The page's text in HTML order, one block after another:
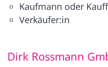
Kaufmann oder
Verkäufer:in
Dirk Rossmann